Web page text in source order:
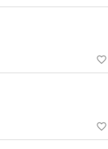
favorite_border
favorite_border